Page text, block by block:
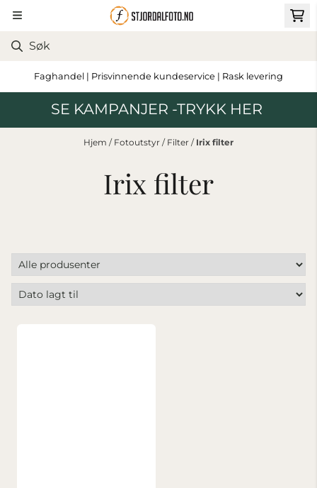
Hopp til innhold
Faghandel | Prisvinnende kundeservice | Rask levering
SE KAMPANJER -TRYKK HER
Hjem / Fotoutstyr / Filter / Irix filter
Irix filter